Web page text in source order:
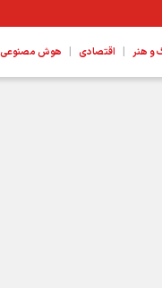
و هنر | اقتصادی | هوش مصنوعی،